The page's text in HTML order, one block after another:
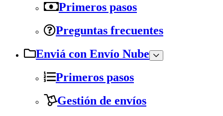
Primeros pasos
Preguntas frecuentes
Enviá con Envío Nube
Primeros pasos
Gestión de envíos